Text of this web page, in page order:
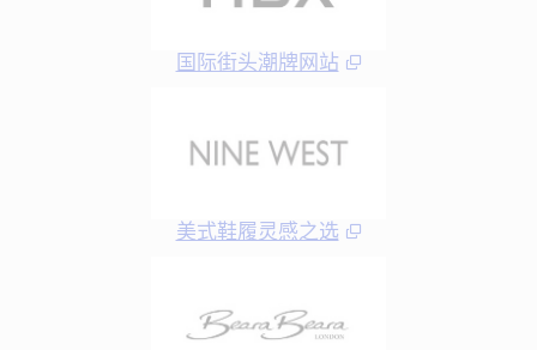
国际街头潮牌网站
美式鞋履灵感之选